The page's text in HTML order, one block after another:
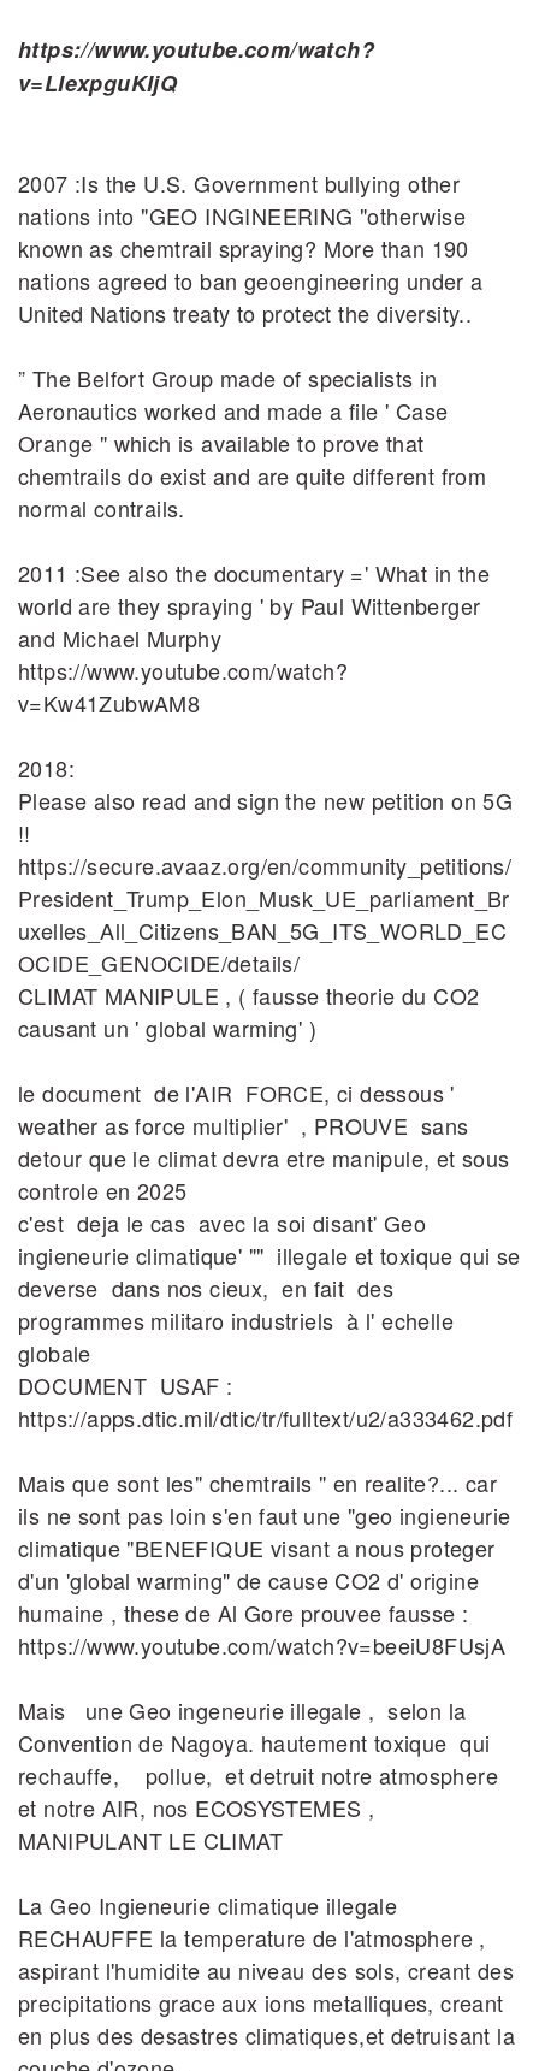
https://www.youtube.com/watch?
v=LIexpguKIjQ
2007 :Is the U.S. Government bullying other
nations into "GEO INGINEERING "otherwise
known as chemtrail spraying? More than 190
nations agreed to ban geoengineering under a
United Nations treaty to protect the diversity..
” The Belfort Group made of specialists in
Aeronautics worked and made a file ' Case
Orange " which is available to prove that
chemtrails do exist and are quite different from
normal contrails.
2011 :See also the documentary =' What in the
world are they spraying ' by Paul Wittenberger
and Michael Murphy
https://www.youtube.com/watch?
v=Kw41ZubwAM8
2018:
Please also read and sign the new petition on 5G
!!
https://secure.avaaz.org/en/community_petitions/
President_Trump_Elon_Musk_UE_parliament_Br
uxelles_All_Citizens_BAN_5G_ITS_WORLD_EC
OCIDE_GENOCIDE/details/
CLIMAT MANIPULE , ( fausse theorie du CO2
causant un ' global warming' )
le document de l'AIR FORCE, ci dessous '
weather as force multiplier' , PROUVE sans
detour que le climat devra etre manipule, et sous
controle en 2025
c'est deja le cas avec la soi disant' Geo
ingieneurie climatique' "" illegale et toxique qui se
deverse dans nos cieux, en fait des
programmes militaro industriels à l' echelle
globale
DOCUMENT USAF :
https://apps.dtic.mil/dtic/tr/fulltext/u2/a333462.pdf
Mais que sont les" chemtrails " en realite?... car
ils ne sont pas loin s'en faut une "geo ingieneurie
climatique "BENEFIQUE visant a nous proteger
d'un 'global warming" de cause CO2 d' origine
humaine , these de Al Gore prouvee fausse :
https://www.youtube.com/watch?v=beeiU8FUsjA
Mais une Geo ingeneurie illegale , selon la
Convention de Nagoya. hautement toxique qui
rechauffe, pollue, et detruit notre atmosphere
et notre AIR, nos ECOSYSTEMES ,
MANIPULANT LE CLIMAT
La Geo Ingieneurie climatique illegale
RECHAUFFE la temperature de l'atmosphere ,
aspirant l'humidite au niveau des sols, creant des
precipitations grace aux ions metalliques, creant
en plus des desastres climatiques,et detruisant la